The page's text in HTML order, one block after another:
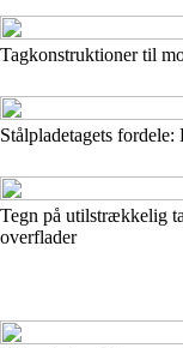
Tagkonstruktioner til
Stålpladetagets
Tegn på utilstrækkelig
overflader